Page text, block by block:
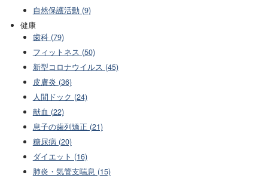
自然保護活動 (9)
健康
歯科 (79)
フィットネス (50)
新型コロナウイルス (45)
皮膚炎 (36)
人間ドック (24)
献血 (22)
息子の歯列矯正 (21)
糖尿病 (20)
ダイエット (16)
肺炎・気管支喘息 (15)